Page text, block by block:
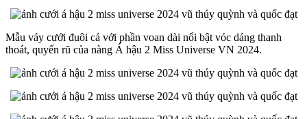
Mẫu váy cưới đuôi cá với phần voan dài nổi bật vóc dáng thanh
thoát, quyến rũ của nàng Á hậu 2 Miss Universe VN 2024.